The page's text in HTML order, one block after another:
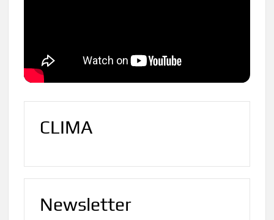
CLIMA
Newsletter